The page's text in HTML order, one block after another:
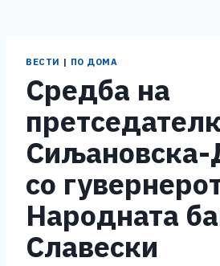
ВЕСТИ | ПО ДОМА
Средба на
Сиљановска-
со
Народната
Славески